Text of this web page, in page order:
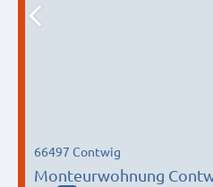
Monteurwohnung
66497 Contwig